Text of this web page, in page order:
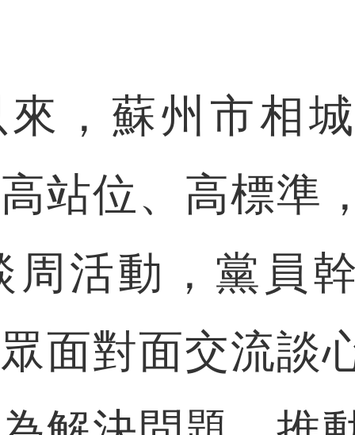
蘇州市相城
站位、高標準
周活動，黨員
面對面交流談